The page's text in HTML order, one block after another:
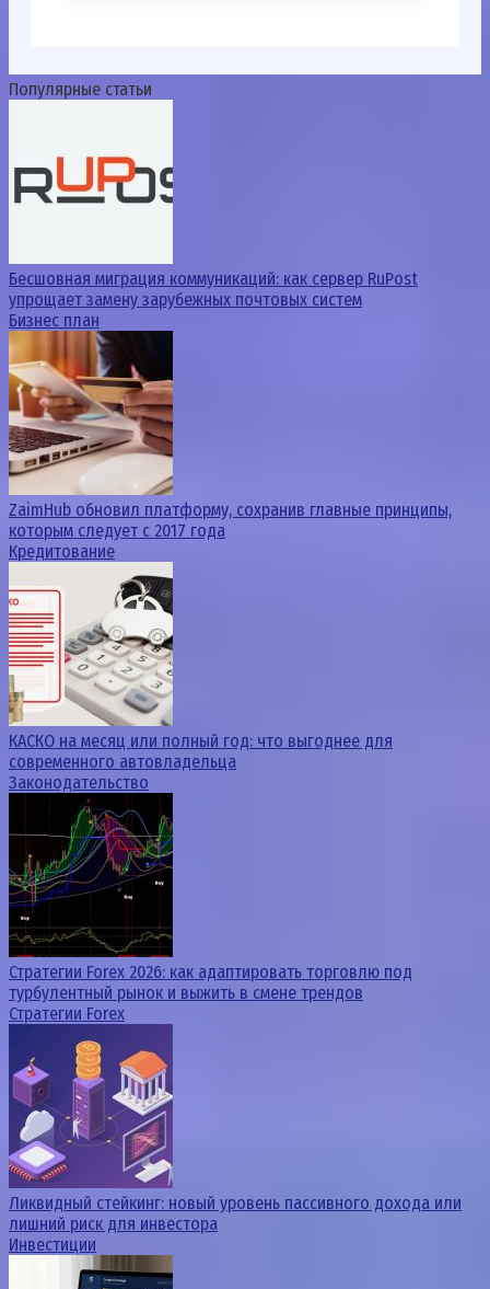
Популярные статьи
Бесшовная миграция коммуникаций: как сервер RuPost
упрощает замену зарубежных почтовых систем
Бизнес план
ZaimHub обновил платформу, сохранив главные принципы,
которым следует с 2017 года
Кредитование
КАСКО на месяц или полный год: что выгоднее для
современного автовладельца
Законодательство
Стратегии Forex 2026: как адаптировать торговлю под
турбулентный рынок и выжить в смене трендов
Стратегии Forex
Ликвидный стейкинг: новый уровень пассивного дохода или
лишний риск для инвестора
Инвестиции